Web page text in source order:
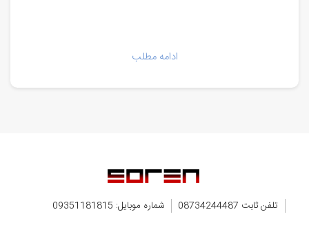
ادامه مطلب
تلفن ثابت 08734244487
شماره موبایل: 09351181815